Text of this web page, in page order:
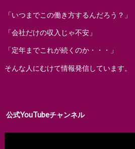
「いつまでこの働き方するんだろう？」
「会社だけの収入じゃ不安」
「定年までこれが続くのか・・・」
そんな人にむけて情報発信しています。
公式YouTubeチャンネル